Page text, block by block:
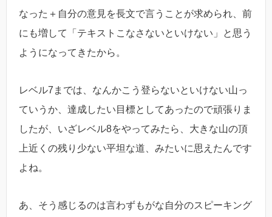
なった＋自分の意見を長文で言うことが求められ、前
にも増して「テキストこなさないといけない」と思う
ようになってきたから。
レベル7までは、なんかこう登らないといけない山っ
ていうか、達成したい目標としてあったので頑張りま
したが、いざレベル8をやってみたら、大きな山の頂
上近くの残り少ない平坦な道、みたいに思えたんです
よね。
あ、そう感じるのは言わずもがな自分のスピーキング